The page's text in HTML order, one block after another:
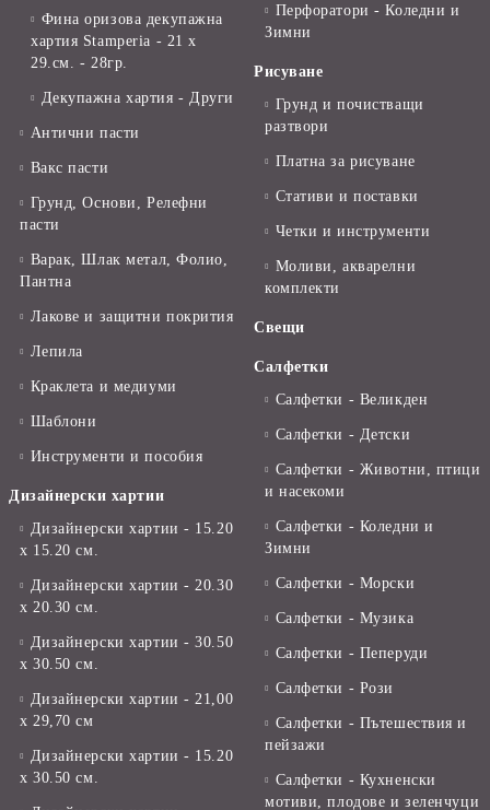
Фина оризова декупажна
хартия Stamperia - 21 х
29.см. - 28гр.
Декупажна хартия - Други
Антични пасти
Вакс пасти
Грунд, Основи, Релефни
пасти
Варак, Шлак метал, Фолио,
Пантна
Лакове и защитни покрития
Лепила
Краклета и медиуми
Шаблони
Инструменти и пособия
Дизайнерски хартии
Дизайнерски хартии - 15.20
х 15.20 см.
Дизайнерски хартии - 20.30
х 20.30 см.
Дизайнерски хартии - 30.50
х 30.50 см.
Дизайнерски хартии - 21,00
х 29,70 см
Дизайнерски хартии - 15.20
x 30.50 см.
Перфоратори - Коледни и
Зимни
Рисуване
Грунд и почистващи
разтвори
Платна за рисуване
Стативи и поставки
Четки и инструменти
Моливи, акварелни
комплекти
Свещи
Салфетки
Салфетки - Великден
Салфетки - Детски
Салфетки - Животни, птици
и насекоми
Салфетки - Коледни и
Зимни
Салфетки - Морски
Салфетки - Музика
Салфетки - Пеперуди
Салфетки - Рози
Салфетки - Пътешествия и
пейзажи
Салфетки - Кухненски
мотиви, плодове и зеленчуци